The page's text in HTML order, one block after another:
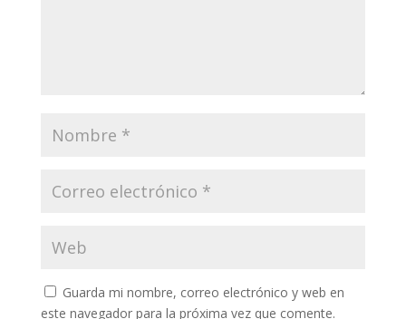
Guarda mi nombre, correo electrónico y web en
este navegador para la próxima vez que comente.